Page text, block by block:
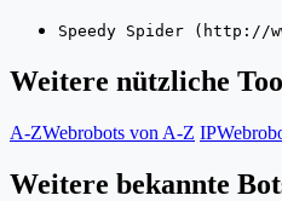
Speedy Spider (http://
Weitere nützliche
A-ZWebrobots von A-Z IP
Weitere bekannte